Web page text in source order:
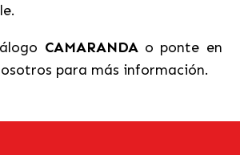
CAMARANDAo ponte en
para más información.